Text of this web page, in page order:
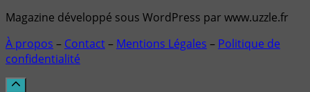
Magazine développé sous WordPress par www.uzzle.fr
À propos – Contact– Mentions Légales – Politique de
confidentialité